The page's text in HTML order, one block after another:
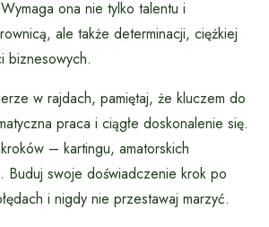
ona nie tylko talentu i
ale także determinacji, ciężkiej
biznesowych.
w rajdach, pamiętaj, że kluczem do
praca i ciągłe doskonalenie się.
– kartingu, amatorskich
Buduj swoje doświadczenie krok po
i nigdy nie przestawaj marzyć.